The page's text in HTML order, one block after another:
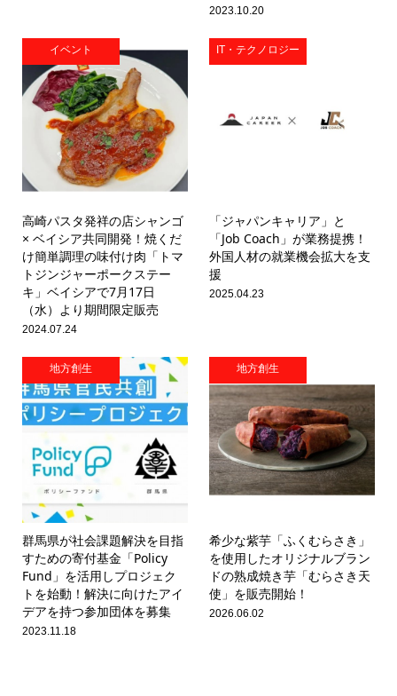
2023.10.20
イベント
高崎パスタ発祥の店シャンゴ
× ベイシア共同開発！焼くだ
け簡単調理の味付け肉「トマ
トジンジャーポークステー
キ」ベイシアで7月17日
（水）より期間限定販売
2024.07.24
IT・テクノロジー
「ジャパンキャリア」と
「Job Coach」が業務提携！
外国人材の就業機会拡大を支
援
2025.04.23
地方創生
群馬県が社会課題解決を目指
すための寄付基金「Policy
Fund」を活用しプロジェク
トを始動！解決に向けたアイ
デアを持つ参加団体を募集
2023.11.18
地方創生
希少な紫芋「ふくむらさき」
を使用したオリジナルブラン
ドの熟成焼き芋「むらさき天
使」を販売開始！
2026.06.02